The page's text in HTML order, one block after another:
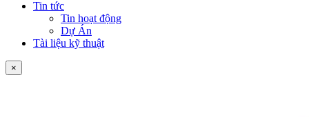
Tin tức
Tin hoạt động
Dự Án
Tài liệu kỹ thuật
×